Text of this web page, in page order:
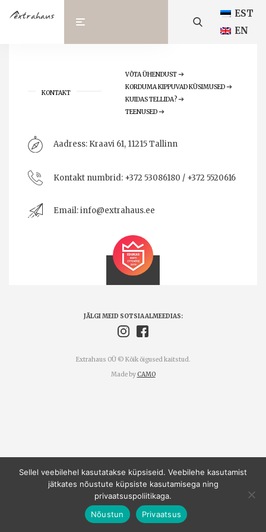
EST
EN
KONTAKT
VÕTA ÜHENDUST
KORDUMA KIPPUVAD KÜSIMUSED
KUIDAS TELLIDA?
TEENUSED
Aadress: Kraavi 61, 11215 Tallinn
Kontakt numbrid: +372 53086180 / +372 5520616
Email:info@extrahaus.ee
Extrahaus OÜ © Kõik õigused kaitstud.
JÄLGI MEID SOTSIAALMEEDIAS:
Made by CAMO
Sellel veebilehel kasutatakse küpsiseid. Veebilehe kasutamist
jätkates nõustute küpsiste kasutamisega ning
privaatsuspoliitikaga.
Nõustun
Privaatsus